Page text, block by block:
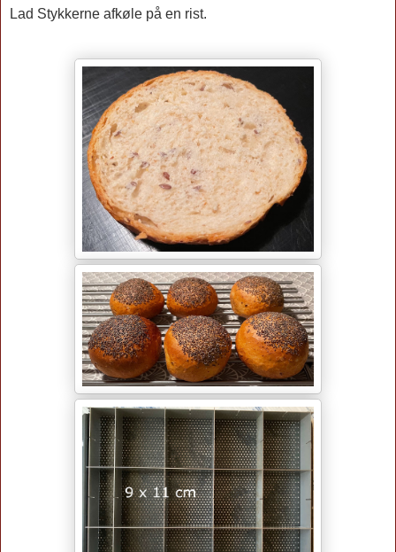
Lad Stykkerne afkøle på en rist.